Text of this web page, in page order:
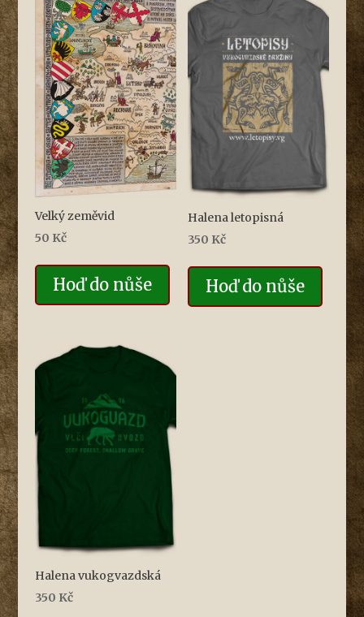
Velký zeměvid
50 Kč
Hoď do nůše
Halena letopisná
350 Kč
Hoď do nůše
Halena vukogvazdská
350 Kč